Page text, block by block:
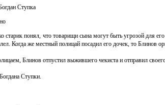
Ступка
старик понял, что товарищи сына могут быть угрозой для
Когда же местный полицай посадил его дочек, то Блинов
Блинов отпустил выжившего чекиста и отправил
Ступки.